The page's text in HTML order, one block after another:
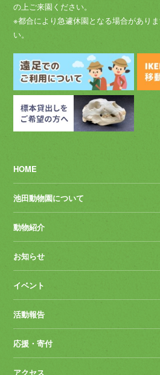
の上ご来園ください。
※都合により急遽休園となる場合があり
い。
HOME
池田動物園について
動物紹介
お知らせ
イベント
活動報告
応援・寄付
アクセス